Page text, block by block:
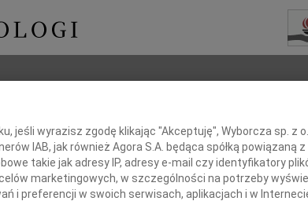
Imię i nazwisko
+
jeśli wyrazisz zgodę klikając "Akceptuję", Wyborcza sp. z
IAB, jak również Agora S.A. będąca spółką powiązaną
takie jak adresy IP, adresy e-mail czy identyfikatory
marketingowych, w szczególności na potrzeby
i preferencji w swoich serwisach, aplikacjach i w